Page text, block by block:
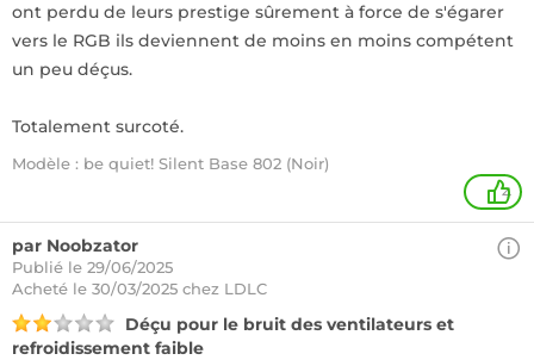
ont perdu de leurs prestige sûrement à force de s'égarer
vers le RGB ils deviennent de moins en moins compétent
un peu déçus.
Totalement surcoté.
Modèle : be quiet! Silent Base 802 (Noir)
4
par Noobzator
Publié le 29/06/2025
Acheté le 30/03/2025 chez LDLC
Déçu pour le bruit des ventilateurs et
refroidissement faible